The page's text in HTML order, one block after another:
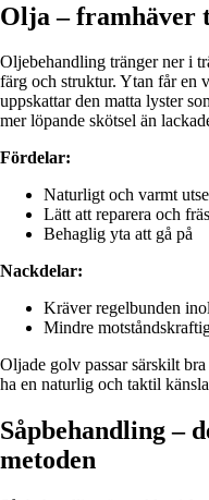
Olja – framhäver
Oljebehandling tränger ner i
färg och struktur. Ytan får en
uppskattar den matta lyster
mer löpande skötsel än
Fördelar:
Naturligt och varmt
Lätt att reparera och
Behaglig yta att gå på
Nackdelar:
Kräver regelbunden
Mindre
Oljade golv passar särskilt
ha en naturlig och taktil
Såpbehandling –
metoden